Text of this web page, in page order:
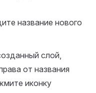
название нового
слой,
от названия
иконку